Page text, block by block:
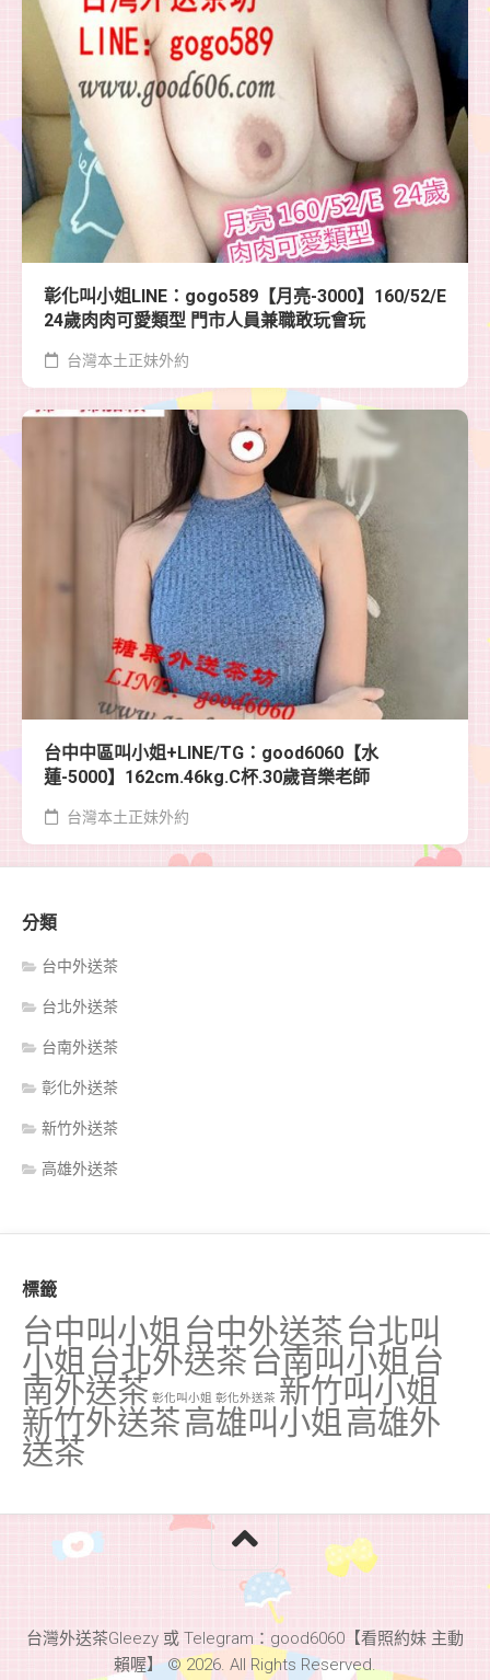
彰化叫小姐LINE：gogo589【月亮-3000】160/52/E
24歲肉肉可愛類型 門市人員兼職敢玩會玩
台灣本土正妹外約
台中中區叫小姐+LINE/TG：good6060【水
蓮-5000】162cm.46kg.C杯.30歲音樂老師
台灣本土正妹外約
分類
台中外送茶
台北外送茶
台南外送茶
彰化外送茶
新竹外送茶
高雄外送茶
標籤
台中叫小姐 台中外送茶 台北叫
小姐 台北外送茶 台南叫小姐 台
南外送茶 彰化叫小姐 彰化外送茶 新竹叫小姐
新竹外送茶高雄叫小姐 高雄外
送茶
台灣外送茶Gleezy 或 Telegram：good6060【看照約妹 主動
賴喔】 © 2026. All Rights Reserved.